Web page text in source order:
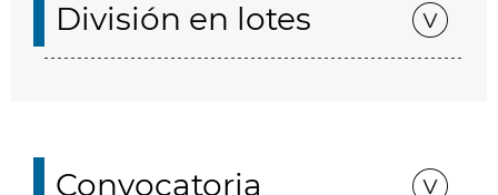
División en lotes
Convocatoria